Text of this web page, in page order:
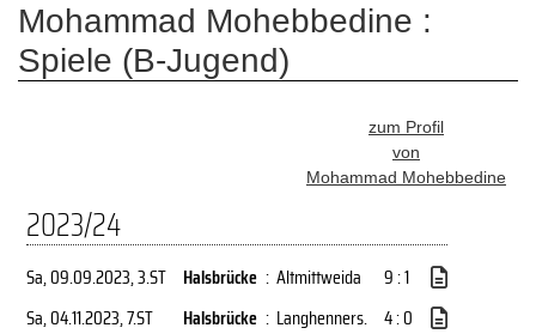
Mohammad Mohebbedine :
Spiele (B-Jugend)
zum Profil
von
Mohammad Mohebbedine
2023/24
Sa, 09.09.2023, 3.ST Halsbrücke : Altmittweida
9 : 1
Sa, 04.11.2023, 7.ST Halsbrücke : Langhenners. 4 : 0